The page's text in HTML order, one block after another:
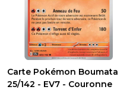
Carte Pokémon Boumata
25/142 - EV7 - Couronne